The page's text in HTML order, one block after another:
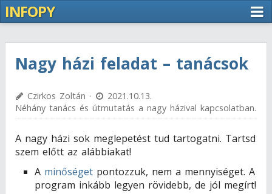
INFOPY
Nagy házi feladat – tanácsok
Czirkos Zoltán ·
2021.10.13.
Néhány tanács és útmutatás a nagy házival kapcsolatban.
A nagy házi sok meglepetést tud tartogatni. Tartsd
szem előtt az alábbiakat!
A minőséget pontozzuk, nem a mennyiséget. A
program inkább legyen rövidebb, de jól megírt!